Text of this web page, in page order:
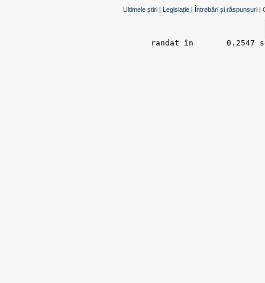
Ultimele știri | Legislație | Întrebări și răspunsuri |
randat în